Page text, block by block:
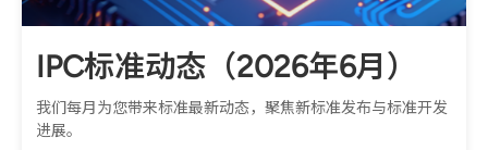
IPC标准动态（2026年6月）
我们每月为您带来标准最新动态，聚焦新标准发布与标准开发
进展。